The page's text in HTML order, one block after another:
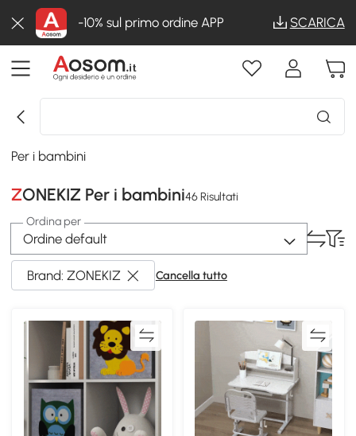
-10% sul primo ordine APP SCARICA
Per i bambini
ZONEKIZ Per i bambini46 Risultati
Ordina per
Ordine default
Brand: ZONEKIZ Cancella tutto